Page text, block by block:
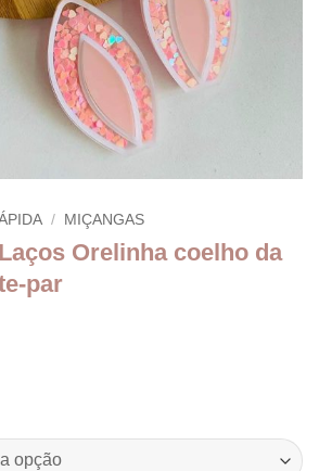
/ MIÇANGAS
Orelinha coelho da
par